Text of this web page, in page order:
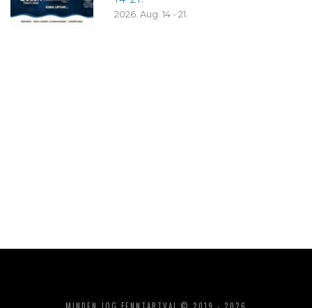
2026. Aug. 14 - 21.
MINDEN JOG FENNTARTVA! © 2019 - 2026